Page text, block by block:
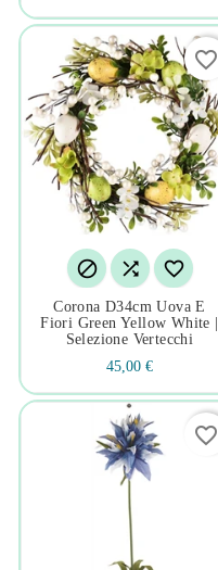
  
Corona D34cm Uova E
Fiori Green Yellow White |
Selezione Vertecchi
45,00 €
favorite_border
favorite_border